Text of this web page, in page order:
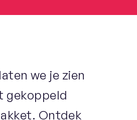
we je zien
gekoppeld
Ontdek